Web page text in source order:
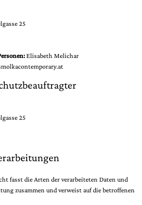
25
Elisabeth Melichar
25
fasst die Arten der verarbeiteten Daten und
zusammen und verweist auf die betroffenen